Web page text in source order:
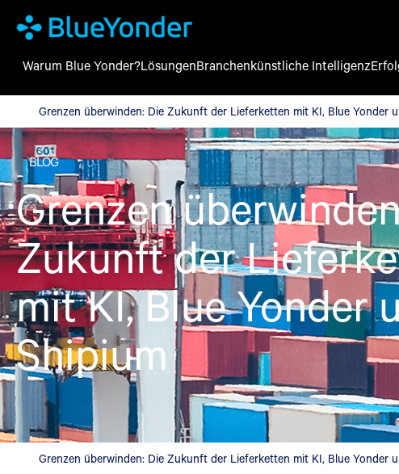
Grenzen überwinden: Die Zukunft der Lieferketten mit KI, Blue Yonder
Warum Blue Yonder?LösungenBranchenkünstliche Intelligenz
Grenzen überwinden: Die Zukunft der Lieferketten mit KI, Blue Yonder
BLOG
Grenzen
Zukunft der
mit KI, Blue Yonder
Shipium
Grenzen überwinden: Die Zukunft der Lieferketten mit KI, Blue Yonder